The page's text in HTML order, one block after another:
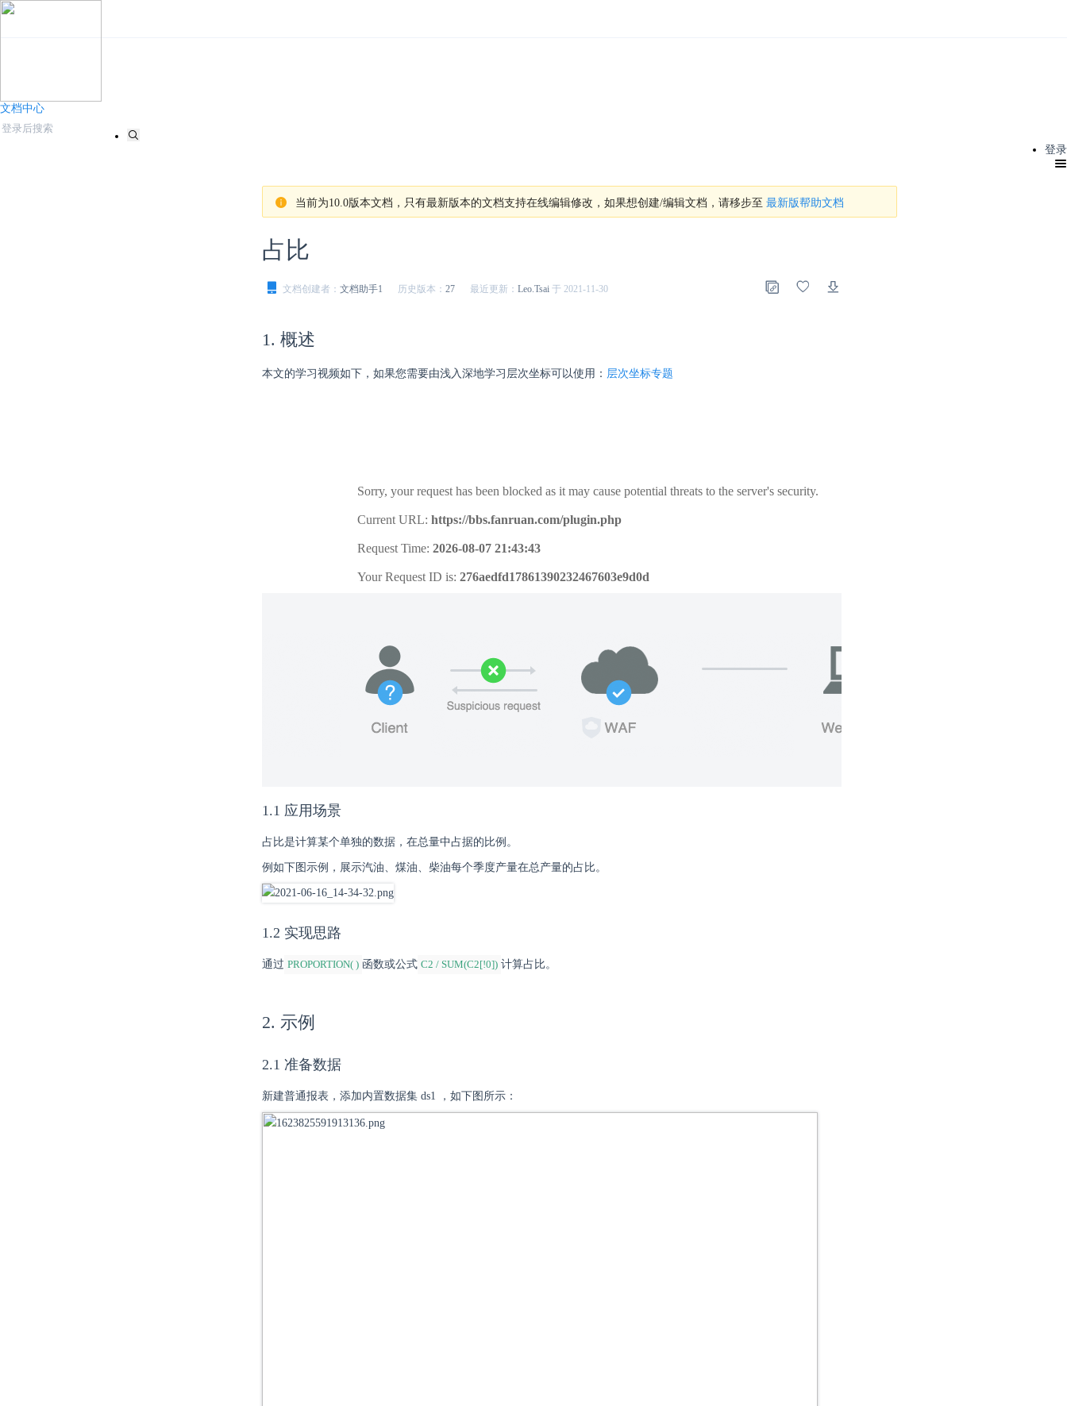
文档中心
登录
当前为10.0版本文档，只有最新版本的文档支持在线编辑修改，如果想创建/编辑文档，请移步至 最新版帮助文档
占比
文档创建者： 文档助手1 历史版本： 27 最近更新： Leo.Tsai 于 2021-11-30
1. 概述
本文的学习视频如下，如果您需要由浅入深地学习层次坐标可以使用： 层次坐标专题
1.1 应用场景
占比是计算某个单独的数据，在总量中占据的比例。
例如下图示例，展示汽油、煤油、柴油每个季度产量在总产量的占比。
1.2 实现思路
通过 PROPORTION( ) 函数或公式 C2 / SUM(C2[!0]) 计算占比。
2. 示例
2.1 准备数据
新建普通报表，添加内置数据集 ds1 ，如下图所示：